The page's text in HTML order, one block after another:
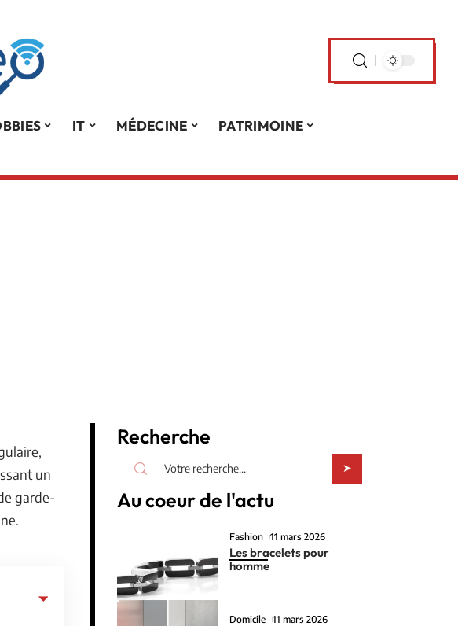
IT MÉDECINE
PATRIMOINE
un
garde-
Recherche
Au coeur de l'actu
Fashion 11 mars 2026
Les bracelets pour
homme
Domicile 11 mars 2026